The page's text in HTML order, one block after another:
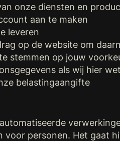
onze diensten en
aan te maken
leveren
op de website om
stemmen op jouw
als wij hier
belastingaangifte
voor personen. Het gaat